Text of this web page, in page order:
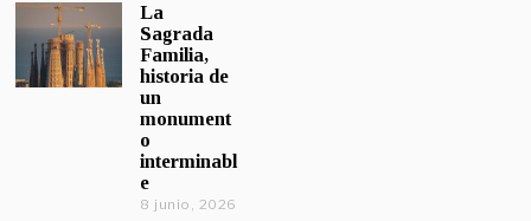
La
Sagrada
Familia,
historia de
un
monument
o
interminabl
e
8 junio, 2026